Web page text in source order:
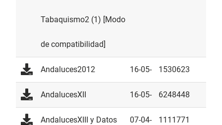
Tabaquismo2 (1) [Modo
de compatibilidad]
Andaluces2012 16-05-
2014
1530623
AndalucesXII 16-05-
2014
6248448
AndalucesXIII y Datos 07-04- 1111771